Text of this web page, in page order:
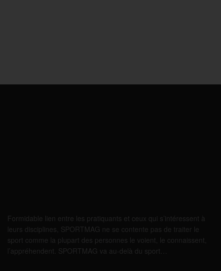
Formidable lien entre les pratiquants et ceux qui s’intéressent à
leurs disciplines, SPORTMAG ne se contente pas de traiter le
sport comme la plupart des personnes le voient, le connaissent,
l’appréhendent. SPORTMAG va au-delà du sport…